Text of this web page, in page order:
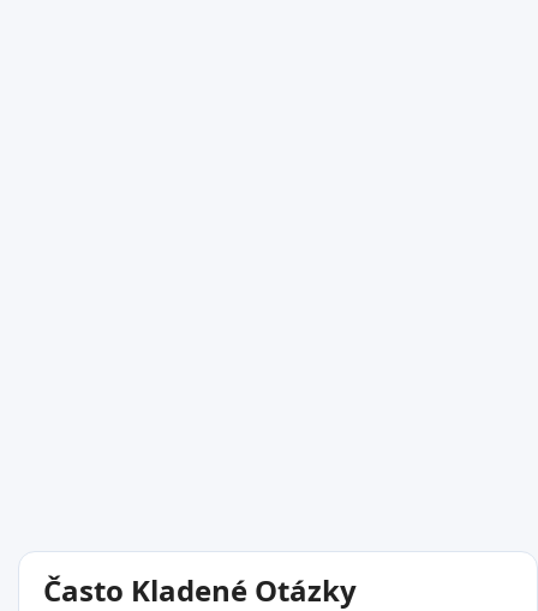
Často Kladené Otázky